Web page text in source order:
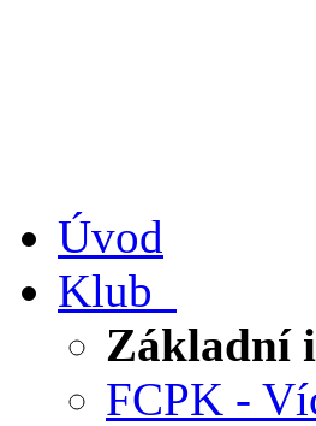
Úvod
Klub
Základní
FCPK -